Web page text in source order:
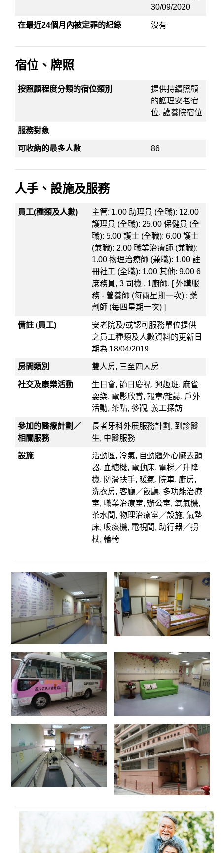
30/09/2020
在最近24個月內被定罪的紀錄 沒有
宿位、牌照
按照顧程度分類的宿位類別
提供持續照顧
的護理安老宿
位, 護養院宿位
服務對象
可收納的最多人數 86
人手、設施及服務
員工(種類及人數)
主管: 1.00 助理員 (全職): 12.00
護理員 (全職): 25.00 保健員 (全
職): 5.00 護士 (全職): 6.00 護士
(兼職): 2.00 職業治療師 (兼職):
1.00 物理治療師 (兼職): 1.00 註
冊社工 (全職): 1.00 其他: 9.00 6
庶務員, 3 司機 , 1廚師, [ 外購服
務 - 營養師 (每兩星期一次) ; 藥
劑師 (每四星期一次) ]
備註 (員工)
安老院及/或認可服務單位提供
之員工種類及人數資料的更新日
期為 18/04/2019
房間類別 雙人房, 三至四人房
社交及康樂活動
生日會, 節日慶祝, 興趣班, 麻雀
耍樂, 電影欣賞, 報章/雜誌, 戶外
活動, 茶點, 參觀, 義工探訪
參加的醫療計劃／
相關服務
長者牙科外展服務計劃, 到診醫
生, 中醫服務
設施
活動區, 冷氣, 自動體外心臟去顫
器, 血糖機, 電動床, 電梯／升降
機, 防滑扶手, 暖氣, 院車, 廚房,
洗衣房, 客廳／飯廳, 多功能治療
室, 職業治療室, 辦公室, 氧氣機,
茶水間, 物理治療室／設施, 氣墊
床, 吸痰機, 電視間, 助行器／拐
杖, 輪椅